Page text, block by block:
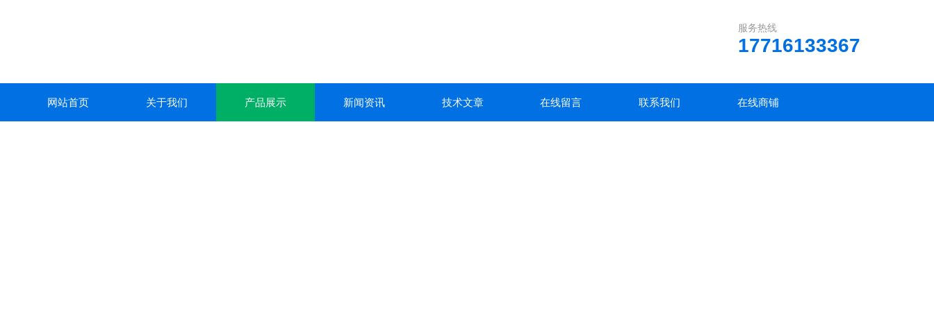
服务热线
17716133367
网站首页 关于我们 产品展示 新闻资讯 技术文章 在线留言 联系我们 在线商铺